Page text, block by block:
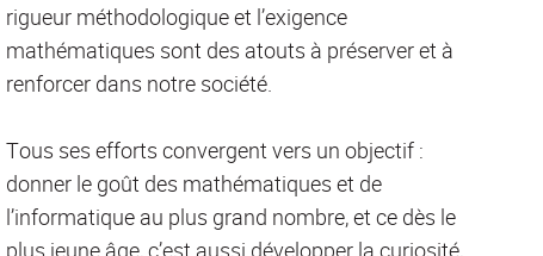
rigueur méthodologique et l’exigence
mathématiques sont des atouts à préserver et à
renforcer dans notre société.
Tous ses efforts convergent vers un objectif :
donner le goût des mathématiques et de
l’informatique au plus grand nombre, et ce dès le
plus jeune âge, c’est aussi développer la curiosité,